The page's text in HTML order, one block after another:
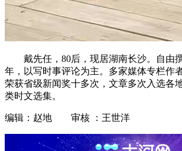
戴先任，80后，现居湖南长沙。自由
年，以写时事评论为主。多家媒体专栏作
荣获省级新闻奖十多次，文章多次入选各
类时文选集。
编辑：赵地 审核 ：王世洋